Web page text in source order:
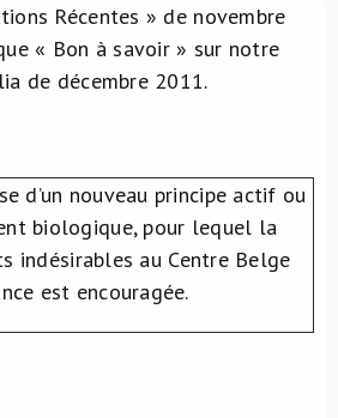
Récentes » de novembre
« Bon à savoir » sur notre
de décembre 2011.
d’un nouveau principe actif ou
biologique, pour lequel la
indésirables au Centre Belge
est encouragée.